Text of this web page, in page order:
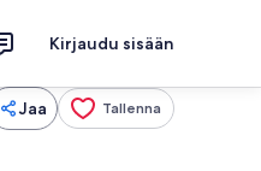
Kirjaudu sisään
Jaa Tallenna